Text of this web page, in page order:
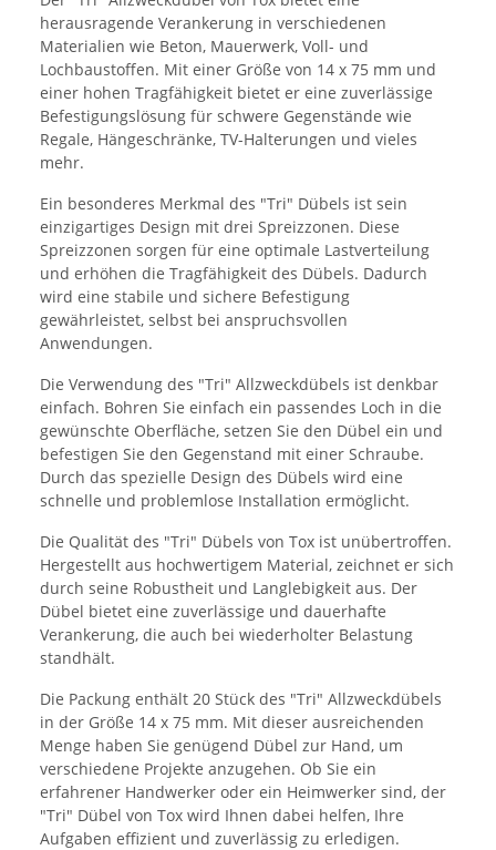
herausragende Verankerung in verschiedenen
Materialien wie Beton, Mauerwerk, Voll- und
Lochbaustoffen. Mit einer Größe von 14 x 75 mm und
einer hohen Tragfähigkeit bietet er eine zuverlässige
Befestigungslösung für schwere Gegenstände wie
Regale, Hängeschränke, TV-Halterungen und vieles
mehr.
Ein besonderes Merkmal des "Tri" Dübels ist sein
einzigartiges Design mit drei Spreizzonen. Diese
Spreizzonen sorgen für eine optimale Lastverteilung
und erhöhen die Tragfähigkeit des Dübels. Dadurch
wird eine stabile und sichere Befestigung
gewährleistet, selbst bei anspruchsvollen
Anwendungen.
Die Verwendung des "Tri" Allzweckdübels ist denkbar
einfach. Bohren Sie einfach ein passendes Loch in die
gewünschte Oberfläche, setzen Sie den Dübel ein und
befestigen Sie den Gegenstand mit einer Schraube.
Durch das spezielle Design des Dübels wird eine
schnelle und problemlose Installation ermöglicht.
Die Qualität des "Tri" Dübels von Tox ist unübertroffen.
Hergestellt aus hochwertigem Material, zeichnet er sich
durch seine Robustheit und Langlebigkeit aus. Der
Dübel bietet eine zuverlässige und dauerhafte
Verankerung, die auch bei wiederholter Belastung
standhält.
Die Packung enthält 20 Stück des "Tri" Allzweckdübels
in der Größe 14 x 75 mm. Mit dieser ausreichenden
Menge haben Sie genügend Dübel zur Hand, um
verschiedene Projekte anzugehen. Ob Sie ein
erfahrener Handwerker oder ein Heimwerker sind, der
"Tri" Dübel von Tox wird Ihnen dabei helfen, Ihre
Aufgaben effizient und zuverlässig zu erledigen.